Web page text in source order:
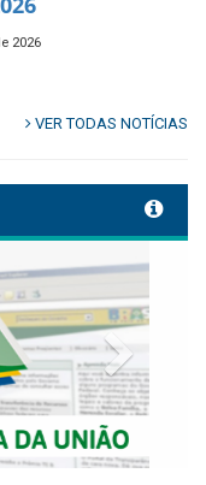
do Meio
do
LUTO OFICIAL
2026
2026